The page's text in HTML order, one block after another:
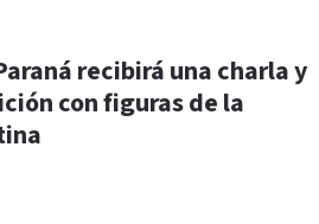
recibirá una charla y
con figuras de la